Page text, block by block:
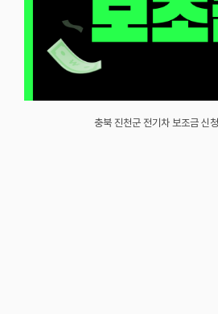
충북 진천군 전기차 보조금 신